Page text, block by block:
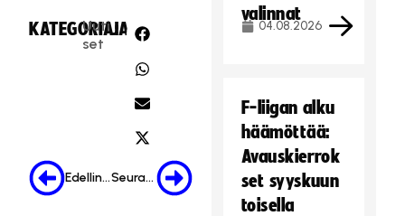
KATEGORIA:
Uuti
set
JAA:
Edellinen Seuraava
valinnat
04.08.2026
F-liigan alku
häämöttää:
Avauskierrok
set syyskuun
toisella